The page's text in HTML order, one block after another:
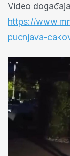
Video
https://
pucnjava-